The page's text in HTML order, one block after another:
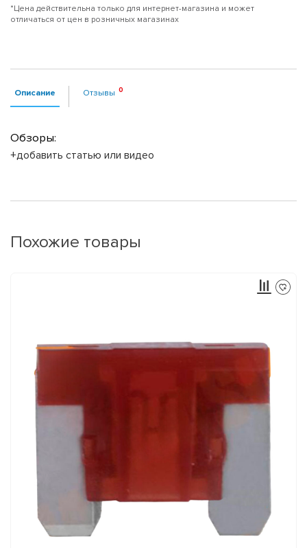
*Цена действительна только для интернет-магазина и может
отличаться от цен в розничных магазинах
Описание Отзывы
Обзоры:
+добавить статью или видео
Похожие товары